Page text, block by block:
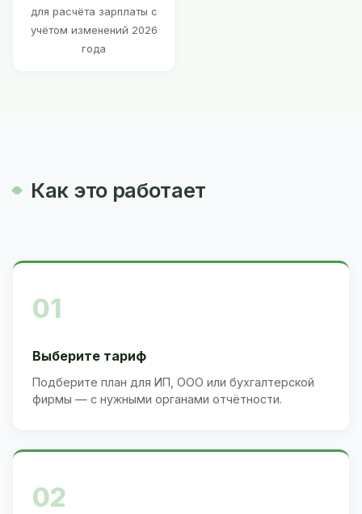
для расчёта зарплаты с
учётом изменений 2026
года
Как это работает
01
Выберите тариф
Подберите план для ИП, ООО или бухгалтерской
фирмы — с нужными органами отчётности.
02